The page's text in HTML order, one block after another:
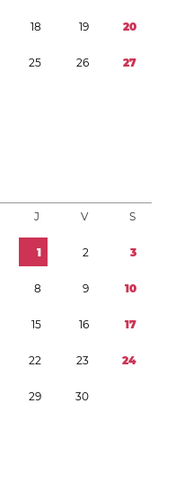
18 19 20
25 26 27
J V S
1 2 3
8 9 10
15 16 17
22 23 24
29 30